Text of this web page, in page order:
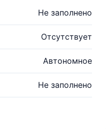
Не заполнено
Отсутствует
Автономное
Не заполнено